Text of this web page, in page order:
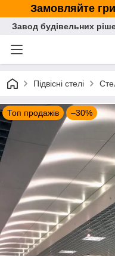
Замовляйте
Завод будівельних
Підвісні стелі
Топ продажів –30%